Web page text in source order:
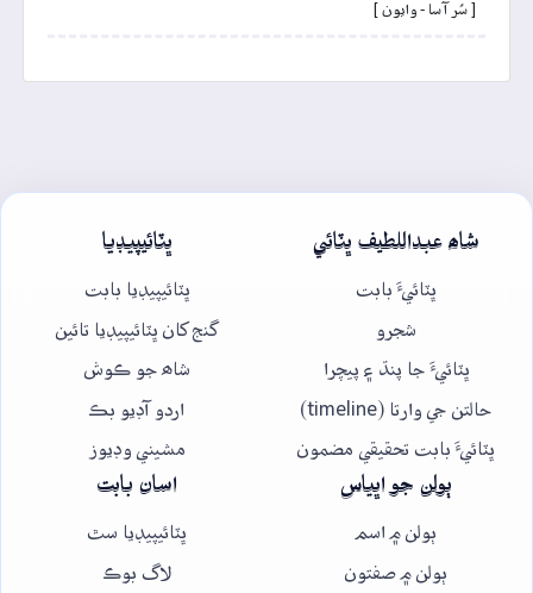
[ سُر آسا - وايون ]
شاھ عبداللطيف ڀٽائي
ڀٽائيءَ بابت
شجرو
ڀٽائيءَ جا پنڌ ۽ پيچرا
حالتن جي وارتا (timeline)
ڀٽائيءَ بابت تحقيقي مضمون
ڀٽائيپيڊيا
ڀٽائيپيڊيا بابت
گنج کان ڀٽائيپيڊيا تائين
شاھ جو ڪوش
اردو آڊيو بڪ
مشيني وڊيوز
ٻولن جو اڀياس
ٻولن ۾ اسم
ٻولن ۾ صفتون
اسان بابت
ڀٽائيپيڊيا سٿ
لاگ بوڪ